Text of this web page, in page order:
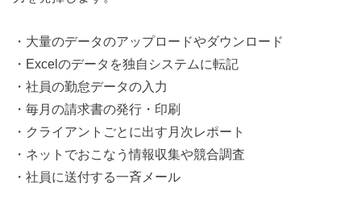
・大量のデータのアップロードやダウンロード
・Excelのデータを独自システムに転記
・社員の勤怠データの入力
・毎月の請求書の発行・印刷
・クライアントごとに出す月次レポート
・ネットでおこなう情報収集や競合調査
・社員に送付する一斉メール